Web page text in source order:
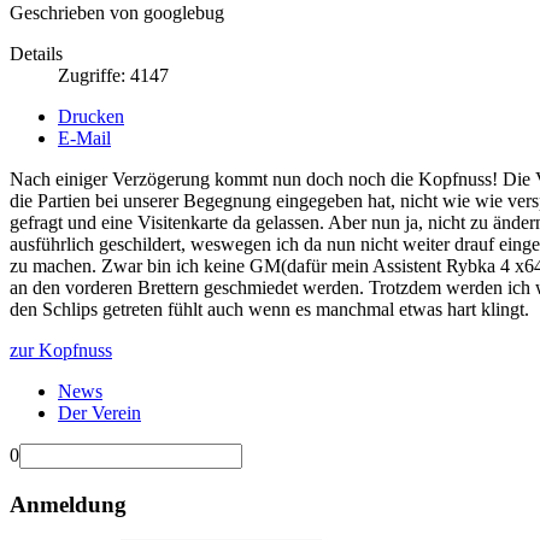
Geschrieben von googlebug
Details
Zugriffe: 4147
Drucken
E-Mail
Nach einiger Verzögerung kommt nun doch noch die Kopfnuss! Die
die Partien bei unserer Begegnung eingegeben hat, nicht wie wie
gefragt und eine Visitenkarte da gelassen. Aber nun ja, nicht zu
ausführlich geschildert, weswegen ich da nun nicht weiter drauf
zu machen. Zwar bin ich keine GM(dafür mein Assistent Rybka 4
an den vorderen Brettern geschmiedet werden. Trotzdem werden
den Schlips getreten fühlt auch wenn es manchmal etwas hart klingt.
zur Kopfnuss
News
Der Verein
0
Anmeldung